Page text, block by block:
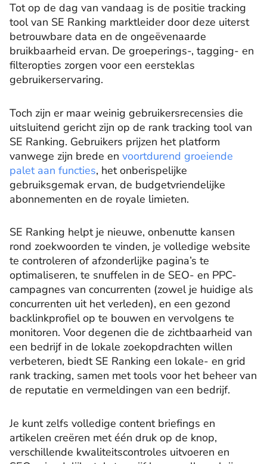
Tot op de dag van vandaag is de positie tracking
tool van SE Ranking marktleider door deze uiterst
betrouwbare data en de ongeëvenaarde
bruikbaarheid ervan. De groeperings-, tagging- en
filteropties zorgen voor een eersteklas
gebruikerservaring.
Toch zijn er maar weinig gebruikersrecensies die
uitsluitend gericht zijn op de rank tracking tool van
SE Ranking. Gebruikers prijzen het platform
vanwege zijn brede en voortdurend groeiende
palet aan functies, het onberispelijke
gebruiksgemak ervan, de budgetvriendelijke
abonnementen en de royale limieten.
SE Ranking helpt je nieuwe, onbenutte kansen
rond zoekwoorden te vinden, je volledige website
te controleren of afzonderlijke pagina’s te
optimaliseren, te snuffelen in de SEO- en PPC-
campagnes van concurrenten (zowel je huidige als
concurrenten uit het verleden), en een gezond
backlinkprofiel op te bouwen en vervolgens te
monitoren. Voor degenen die de zichtbaarheid van
een bedrijf in de lokale zoekopdrachten willen
verbeteren, biedt SE Ranking een lokale- en grid
rank tracking, samen met tools voor het beheer van
de reputatie en vermeldingen van een bedrijf.
Je kunt zelfs volledige content briefings en
artikelen creëren met één druk op de knop,
verschillende kwaliteitscontroles uitvoeren en